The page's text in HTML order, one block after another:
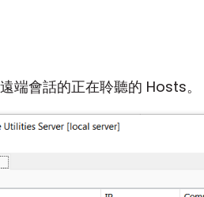
端會話的正在聆聽的 Hosts。